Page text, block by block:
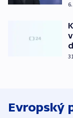
Evropský